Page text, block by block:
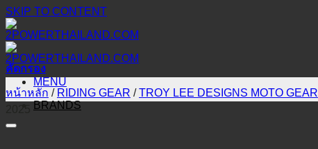
SKIP TO CONTENT
MENU
BRANDS
คัดกรอง
หน้าหลัก / RIDING GEAR / TROY LEE DESIGNS MOTO GEAR